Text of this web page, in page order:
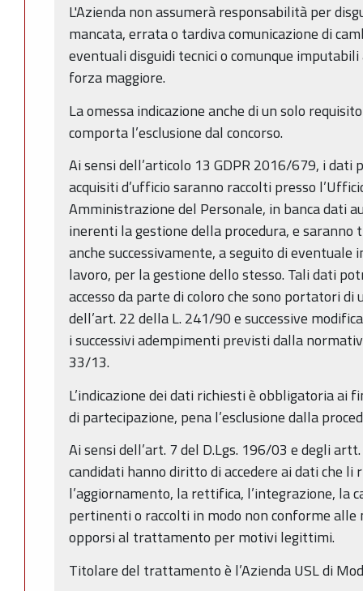
L'Azienda non assumerà responsabilità per
mancata, errata o tardiva comunicazione di
eventuali disguidi tecnici o comunque
forza maggiore.
La omessa indicazione anche di un solo
comporta l’esclusione dal concorso.
Ai sensi dell’articolo 13 GDPR 2016/679, i
acquisiti d’ufficio saranno raccolti presso
Amministrazione del Personale, in banca dati
inerenti la gestione della procedura, e
anche successivamente, a seguito di
lavoro, per la gestione dello stesso. Tali dati
accesso da parte di coloro che sono portatori di
dell’art. 22 della L. 241/90 e successive
i successivi adempimenti previsti dalla
33/13.
L’indicazione dei dati richiesti è obbligatoria ai
di partecipazione, pena l’esclusione dalla
Ai sensi dell’art. 7 del D.Lgs. 196/03 e degli
candidati hanno diritto di accedere ai dati che li
l’aggiornamento, la rettifica, l’integrazione, la
pertinenti o raccolti in modo non conforme alle
opporsi al trattamento per motivi legittimi.
Titolare del trattamento è l’Azienda USL di